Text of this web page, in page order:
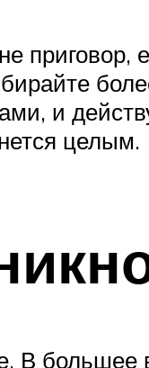
и
целым.
В большее